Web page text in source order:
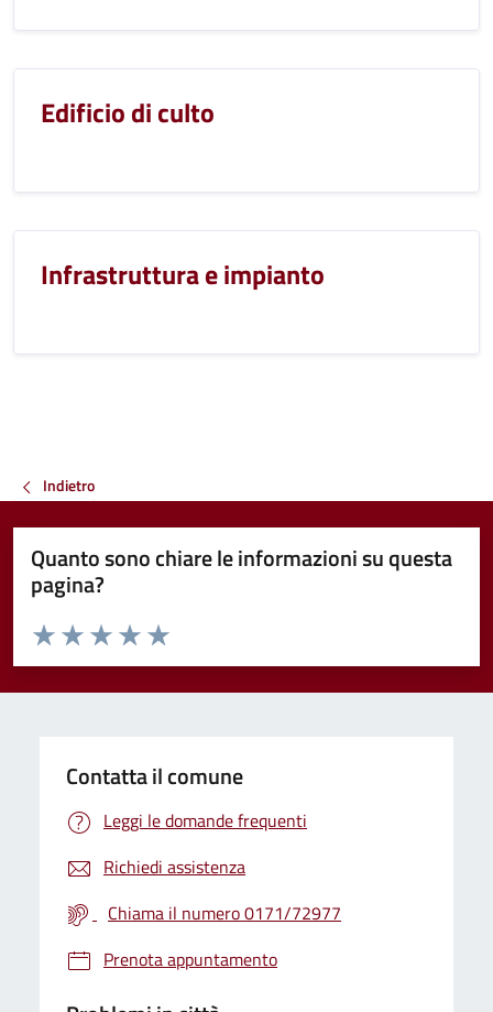
Edificio di culto
Infrastruttura e impianto
Indietro
Quanto sono chiare le informazioni su questa
pagina?
Valuta da 1 a 5 stelle la pagina
Valuta 5 stelle su 5
Valuta 4 stelle su 5
Valuta 3 stelle su 5
Valuta 2 stelle su 5
Valuta 1 stelle su 5
Contatta il comune
Leggi le domande frequenti
Richiedi assistenza
Chiama il numero 0171/72977
Prenota appuntamento